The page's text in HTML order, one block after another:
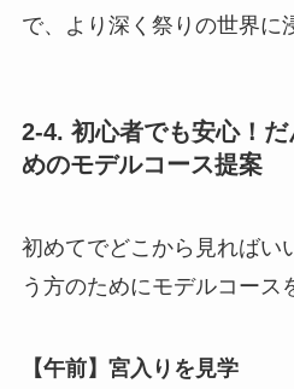
で、より深く祭りの世界に
2-4. 初心者でも安心！
めのモデルコース提案
初めてでどこから見ればい
う方のためにモデルコース
【午前】宮入りを見学